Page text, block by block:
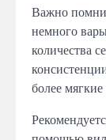
Важно
немного
количества
более